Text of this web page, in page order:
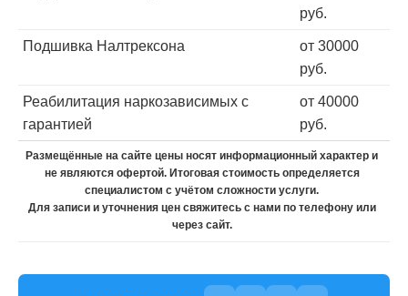
руб.
Подшивка Налтрексона
от 30000
руб.
Реабилитация наркозависимых с
гарантией
от 40000
руб.
Размещённые на сайте цены носят информационный характер и
не являются офертой. Итоговая стоимость определяется
специалистом с учётом сложности услуги.
Для записи и уточнения цен свяжитесь с нами по телефону или
через сайт.